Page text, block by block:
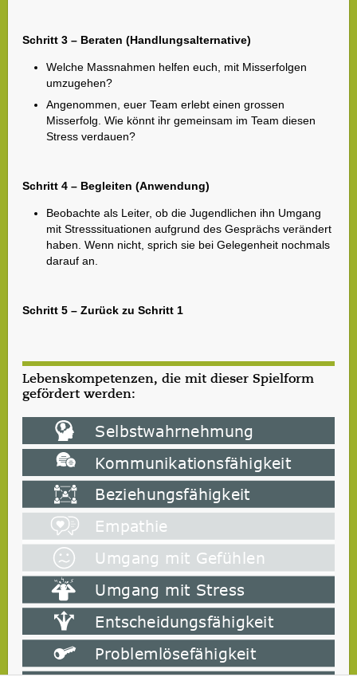
Schritt 3 – Beraten (Handlungsalternative)
Welche Massnahmen helfen euch, mit Misserfolgen
umzugehen?
Angenommen, euer Team erlebt einen grossen
Misserfolg. Wie könnt ihr gemeinsam im Team diesen
Stress verdauen?
Schritt 4 – Begleiten (Anwendung)
Beobachte als Leiter, ob die Jugendlichen ihn Umgang
mit Stresssituationen aufgrund des Gesprächs verändert
haben. Wenn nicht, sprich sie bei Gelegenheit nochmals
darauf an.
Schritt 5 – Zurück zu Schritt 1
Lebenskompetenzen, die mit dieser Spielform
gefördert werden: